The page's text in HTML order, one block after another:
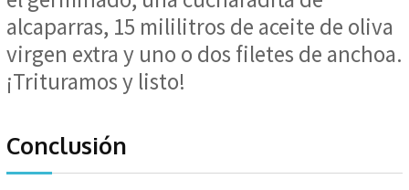
alcaparras, 15 mililitros de aceite de oliva
virgen extra y uno o dos filetes de anchoa.
¡Trituramos y listo!
Conclusión